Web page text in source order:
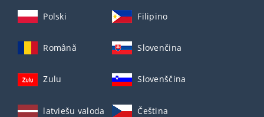
Polski Filipino
Română Slovenčina
Zulu Slovenščina
latviešu valoda Čeština